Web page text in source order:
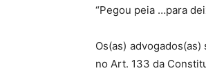
“Pegou peia …para
Os(as)
no Art. 133 da